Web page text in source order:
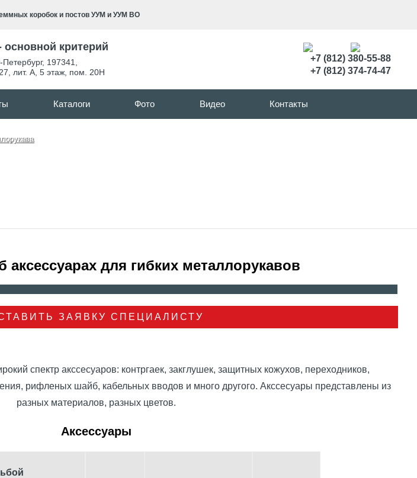
коробок и постов УУМ и УУМ ВО
основной критерий
Петербург, 197341
лит. А, 5 этаж, пом. 20Н
+7 (812) 380-55-88
+7 (812) 374-74-47
Каталоги Фото Видео Контакты
для гибких металлорукавов
ЗАЯВКУ СПЕЦИАЛИСТУ
спектр акссесуаров: контргаек, закглушек, защитных кожухов, переходников,
рифленых шайб, кабельных вводов и много другого. Акссесуары представлены из
разных материалов, разных цветов.
Аксессуары